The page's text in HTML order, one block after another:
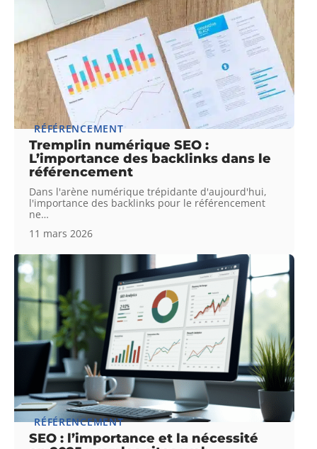
RÉFÉRENCEMENT
Tremplin numérique SEO :
L’importance des backlinks dans le
référencement
Dans l'arène numérique trépidante d'aujourd'hui,
l'importance des backlinks pour le référencement
ne…
11 mars 2026
RÉFÉRENCEMENT
SEO : l’importance et la nécessité